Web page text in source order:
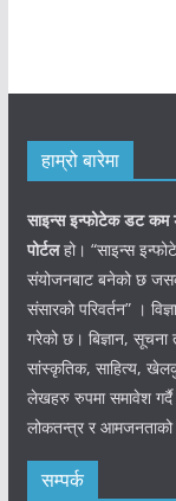
हाम्रो बारेमा
साइन्स इन्फोटेक डट कम
पोर्टलहो। “साइन्स
संयोजनबाट बनेको छ
संसारको परिवर्तन” ।
गरेको छ। बिज्ञान, सूचना
सांस्कृतिक, साहित्य,
लेखहरु रुपमा समावेश गर्दै
लोकतन्त्र र आमजनताको
सम्पर्क